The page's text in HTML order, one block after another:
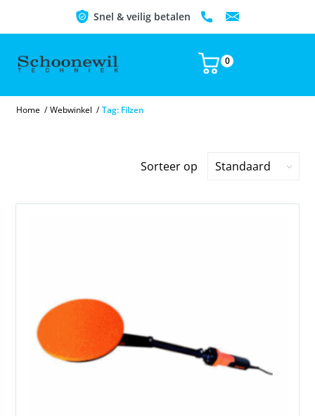
Snel & veilig betalen
0
Home / Webwinkel / Tag: Filzen
Sorteer op Standaard